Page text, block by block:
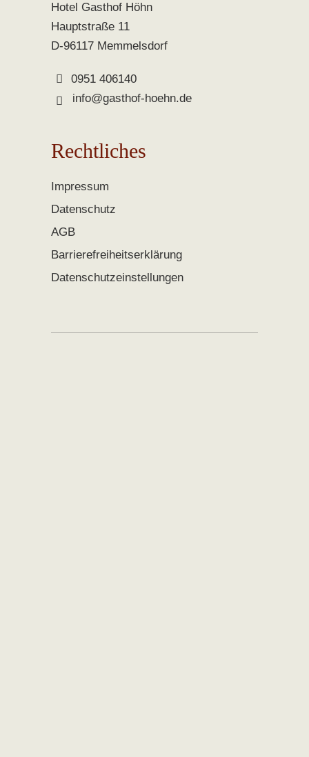
Hotel Gasthof Höhn
Hauptstraße 11
D-96117 Memmelsdorf
0951 406140
info@gasthof-hoehn.de
Rechtliches
Impressum
Datenschutz
AGB
Barrierefreiheitserklärung
Datenschutzeinstellungen